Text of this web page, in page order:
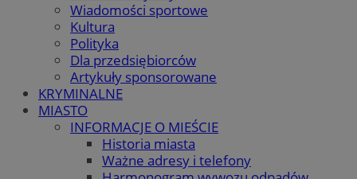
Wiadomości sportowe
Kultura
Polityka
Dla przedsiębiorców
Artykuły sponsorowane
KRYMINALNE
MIASTO
INFORMACJE O MIEŚCIE
Historia miasta
Ważne adresy i telefony